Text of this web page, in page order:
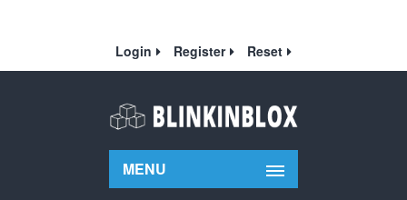
Login Register Reset
MENU